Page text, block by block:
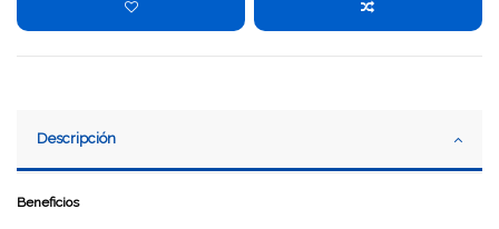
Descripción
Beneficios